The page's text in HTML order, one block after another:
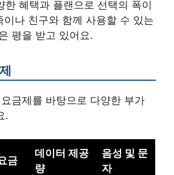
한 혜택과 플랜으로 선택의 폭이
이나 친구와 함께 사용할 수 있는
평을 받고 있어요.
금제를 바탕으로 다양한 부가
.
금
데이터 제공
량
음성 및 문
자